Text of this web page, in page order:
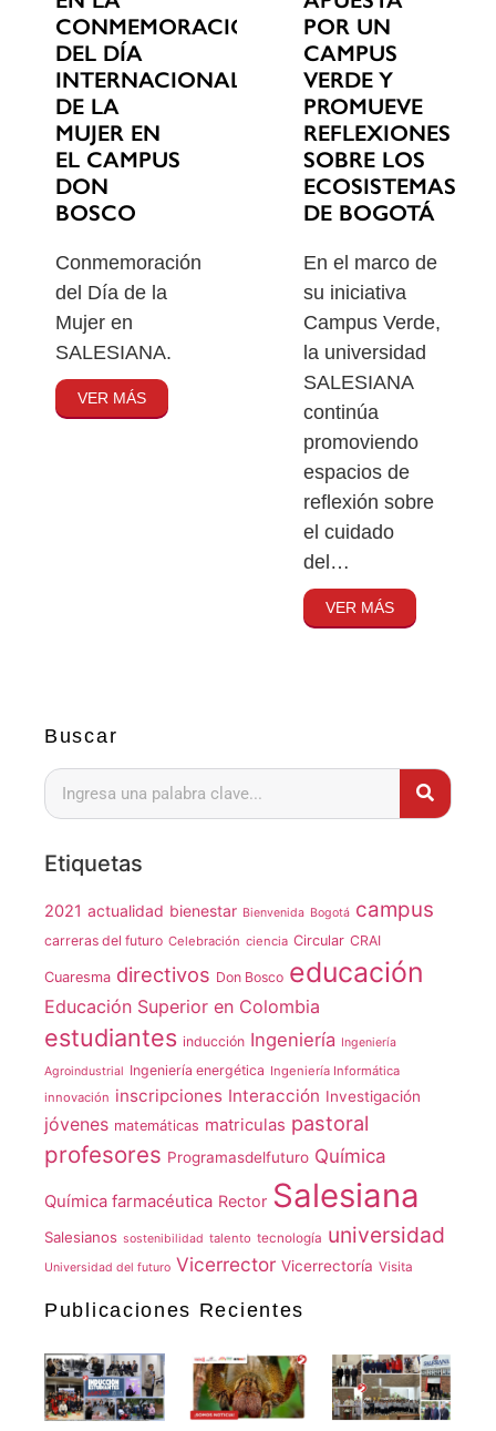
Buscar
Etiquetas
2021 actualidad bienestar Bienvenida Bogotá campus
carreras del futuro Celebración ciencia Circular CRAI
Cuaresma directivos Don Bosco educación
Educación Superior en Colombia
estudiantes inducción Ingeniería Ingeniería
Agroindustrial Ingeniería energética Ingeniería Informática
innovación inscripciones Interacción Investigación
jóvenes matemáticas matriculas pastoral
profesores Programasdelfuturo Química
Química farmacéutica Rector Salesiana
Salesianos sostenibilidad talento tecnología universidad
Universidad del futuro Vicerrector Vicerrectoría Visita
Publicaciones Recientes
CONMEMORACIÓN
DEL DÍA
INTERNACIONAL
DE LA
MUJER EN
EL CAMPUS
DON
BOSCO
Conmemoración
del Día de la
Mujer en
SALESIANA.
VER MÁS
POR UN
CAMPUS
VERDE Y
PROMUEVE
REFLEXIONES
SOBRE LOS
ECOSISTEMAS
DE BOGOTÁ
En el marco de
su iniciativa
Campus Verde,
la universidad
SALESIANA
continúa
promoviendo
espacios de
reflexión sobre
el cuidado
del…
VER MÁS